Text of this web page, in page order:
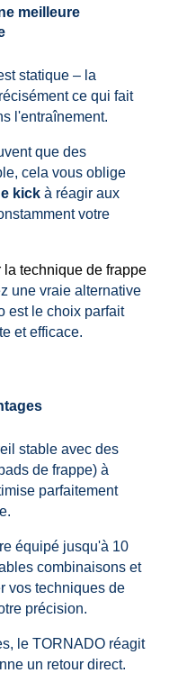
meilleure
statique – la
ce qui fait
l'entraînement.
que des
cela vous oblige
kickà réagir aux
votre
la technique de frappe
une vraie alternative
est le choix parfait
et efficace.
stable avec des
de frappe) à
parfaitement
équipé jusqu'à 10
combinaisons et
vos techniques de
précision.
le TORNADO réagit
un retour direct.